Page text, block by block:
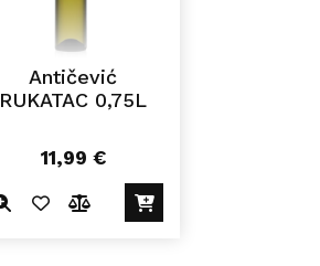
Antičević
RUKATAC 0,75L
11,99 €